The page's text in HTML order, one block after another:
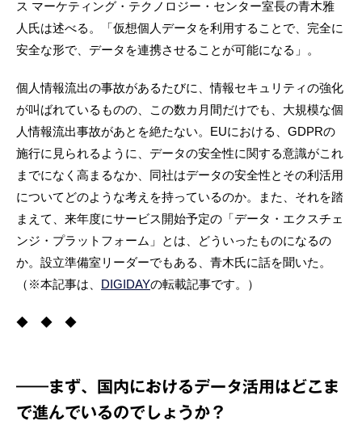
ス マーケティング・テクノロジー・センター室長の青木雅
人氏は述べる。「仮想個人データを利用することで、完全に
安全な形で、データを連携させることが可能になる」。
個人情報流出の事故があるたびに、情報セキュリティの強化
が叫ばれているものの、この数カ月間だけでも、大規模な個
人情報流出事故があとを絶たない。EUにおける、GDPRの
施行に見られるように、データの安全性に関する意識がこれ
までになく高まるなか、同社はデータの安全性とその利活用
についてどのような考えを持っているのか。また、それを踏
まえて、来年度にサービス開始予定の「データ・エクスチェ
ンジ・プラットフォーム」とは、どういったものになるの
か。設立準備室リーダーでもある、青木氏に話を聞いた。
（※本記事は、 DIGIDAYの転載記事です。）
◆ ◆ ◆
――まず、国内におけるデータ活用はどこま
で進んでいるのでしょうか？